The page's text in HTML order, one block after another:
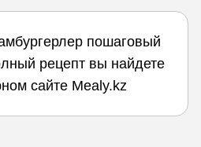
пошаговый
рецепт вы найдете
сайте Mealy.kz